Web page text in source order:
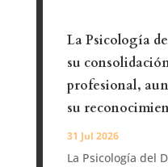
La Psicología
su
profesional,
su
31 Jul 2026
La Psicología del